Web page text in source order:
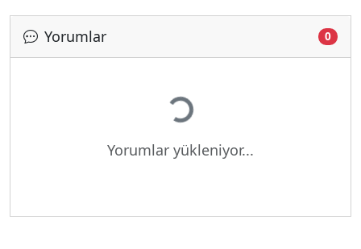
Yorumlar 0
Yükleniyor...
Yorumlar yükleniyor...